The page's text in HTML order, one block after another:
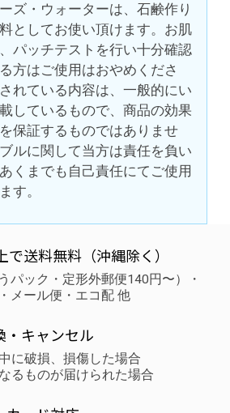
ズ・ウォーターは、石鹸作り
としてお使い頂けます。お肌
パッチテストを行い十分確認
方はご使用はおやめくださ
れている内容は、一般的にい
しているもので、商品の効果
保証するものではありませ
ルに関して当方は責任を負い
くまでも自己責任にてご使用
す。
で送料無料（沖縄除く）
パック・定形外郵便140円〜）・
メール便・エコ配 他
・キャンセル
に破損、損傷した場合
るものが届けられた場合